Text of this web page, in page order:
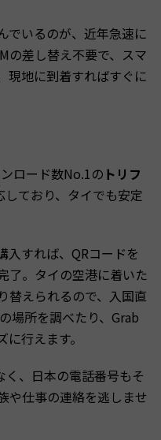
でいるのが、近年急速に
の差し替え不要で、スマ
現地に到着すればすぐに
ロード数No.1の トリフ
ており、タイでも安定
入すれば、QRコードを
了。タイの空港に着いた
替えられるので、入国直
場所を調べたり、Grab
行えます。
、日本の電話番号もそ
や仕事の連絡を逃しませ